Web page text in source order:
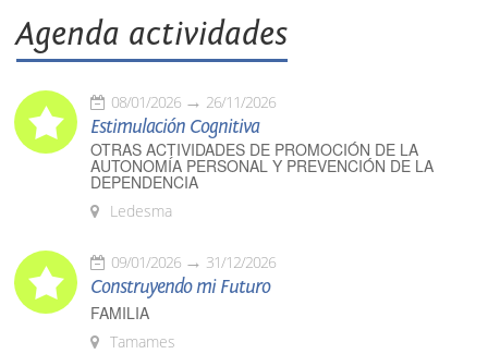
Agenda actividades
08/01/2026 26/11/2026
Estimulación Cognitiva
OTRAS ACTIVIDADES DE PROMOCIÓN DE LA
AUTONOMÍA PERSONAL Y PREVENCIÓN DE LA
DEPENDENCIA
Ledesma
09/01/2026 31/12/2026
Construyendo mi Futuro
FAMILIA
Tamames